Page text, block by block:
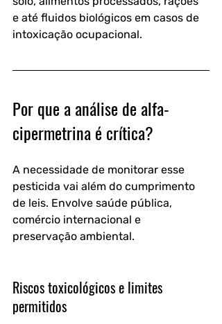
e até fluidos biológicos em casos de
intoxicação ocupacional.
Por que a análise de alfa-
cipermetrina é crítica?
A necessidade de monitorar esse
pesticida vai além do cumprimento
de leis. Envolve saúde pública,
comércio internacional e
preservação ambiental.
Riscos toxicológicos e limites
permitidos